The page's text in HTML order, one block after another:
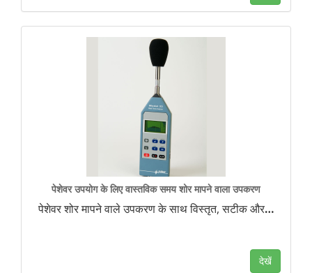
पेशेवर उपयोग के लिए वास्तविक समय शोर मापने वाला उपकरण
पेशेवर शोर मापने वाले उपकरण के साथ विस्तृत, सटीक और…
देखें